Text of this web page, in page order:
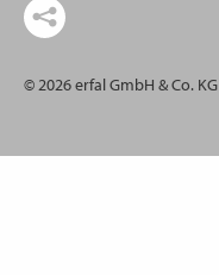
© 2026 erfal GmbH & Co. KG